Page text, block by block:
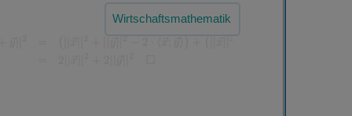
Wirtschaftsmathematik